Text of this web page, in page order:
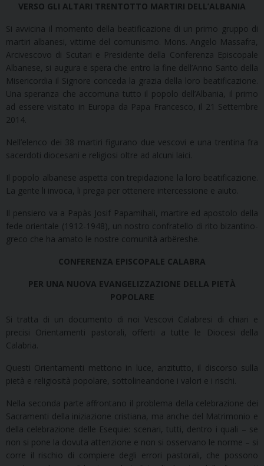
VERSO GLI ALTARI TRENTOTTO MARTIRI DELL’ALBANIA
Si avvicina il momento della beatificazione di un primo gruppo di
martiri albanesi, vittime del comunismo. Mons. Angelo Massafra,
Arcivescovo di Scutari e Presidente della Conferenza Episcopale
Albanese, si augura e spera che entro la fine dell’Anno Santo della
Misericordia il Signore conceda la grazia della loro beatificazione.
Una speranza che accomuna tutto il popolo dell’Albania, il primo
ad essere visitato in Europa da Papa Francesco, il 21 Settembre
2014.
Nell’elenco dei 38 martiri figurano due vescovi e una trentina fra
sacerdoti diocesani e religiosi oltre ad alcuni laici.
Il popolo albanese aspetta con trepidazione la loro beatificazione.
La gente li invoca, li prega per ottenere intercessione e aiuto.
Il pensiero va a Papàs Josif Papamihali, martire ed apostolo della
fede orientale (1912-1948), un nostro confratello di rito bizantino-
greco che ha amato le nostre comunità arbëreshe.
CONFERENZA EPISCOPALE CALABRA
PER UNA NUOVA EVANGELIZZAZIONE DELLA PIETÀ
POPOLARE
Si tratta di un documento di noi Vescovi Calabresi di chiari e
precisi Orientamenti pastorali, offerti a tutte le Diocesi della
Calabria.
Questi Orientamenti mettono in luce, anzitutto, il discorso sulla
pietà e religiosità popolare, sottolineandone i valori e i rischi.
Nella seconda parte affrontano il problema della celebrazione dei
Sacramenti della iniziazione cristiana, ma anche del Matrimonio e
della celebrazione delle Esequie: scenari, tutti, dentro i quali – se
non si pone la dovuta attenzione e non si osservano le norme – si
corre il rischio di compiere degli errori pastorali, che possono